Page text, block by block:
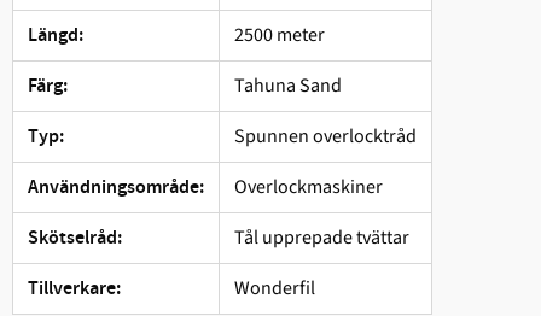
Längd: 2500 meter
Färg: Tahuna Sand
Typ: Spunnen overlocktråd
Användningsområde: Overlockmaskiner
Skötselråd: Tål upprepade tvättar
Tillverkare: Wonderfil